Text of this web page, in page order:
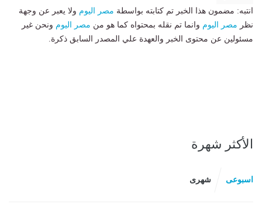
انتبه: مضمون هذا الخبر تم كتابته بواسطة مصر اليوم ولا يعبر عن وجهة
نظر مصر اليوم وانما تم نقله بمحتواه كما هو من مصر اليوم ونحن غير
مسئولين عن محتوى الخبر والعهدة علي المصدر السابق ذكرة.
الأكثر شهرة
اسبوعى شهرى